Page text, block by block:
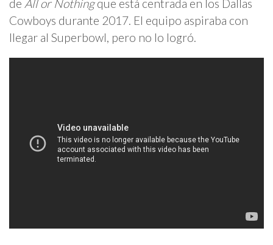
de All or Nothingque está centrada en los Dallas
Cowboys durante 2017. El equipo aspiraba con
llegar al Superbowl, pero no lo logró.